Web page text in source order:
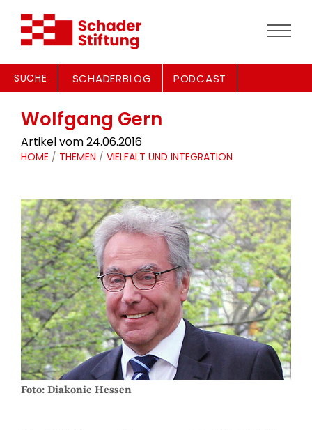
SUCHE SCHADERBLOG PODCAST
Wolfgang Gern
Artikel vom 24.06.2016
HOME / THEMEN / VIELFALT UND INTEGRATION
Foto: Diakonie Hessen